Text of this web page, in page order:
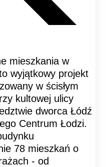
mieszkania w
wyjątkowy projekt
w ścisłym
kultowej ulicy
dworca Łódź
Centrum Łodzi.
78 mieszkań o
- od